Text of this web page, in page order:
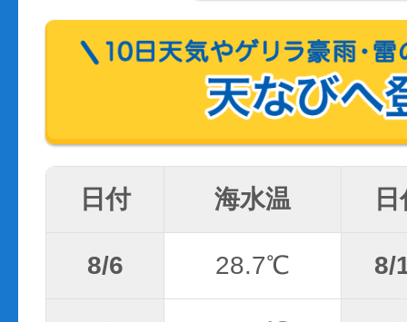
日付 海水温
8/6 28.7℃ 8/